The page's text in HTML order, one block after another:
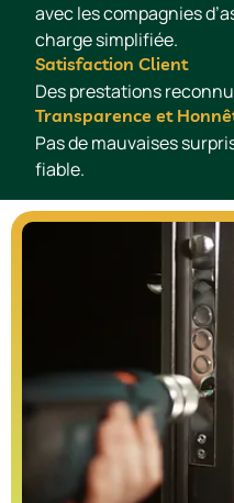
avec les compagnies
charge simplifiée.
Satisfaction Client
Des prestations
Transparence et
Pas de mauvaises
fiable.